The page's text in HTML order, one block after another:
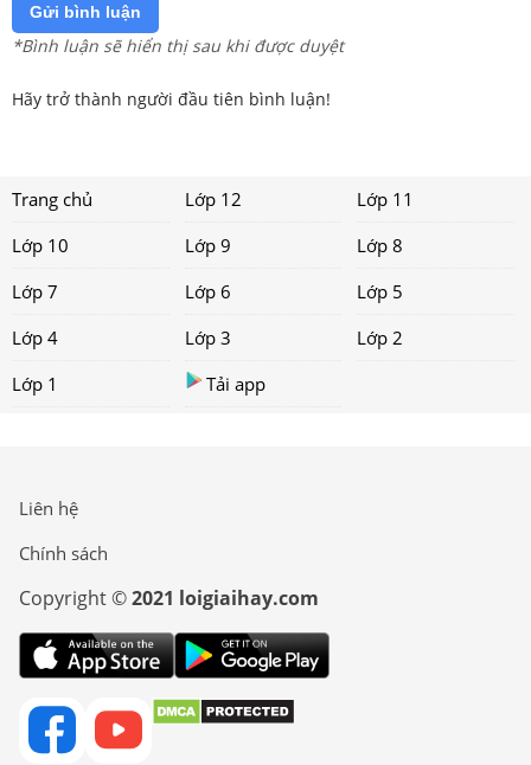
Gửi bình luận
*Bình luận sẽ hiển thị sau khi được duyệt
Hãy trở thành người đầu tiên bình luận!
Trang chủ Lớp 12
Lớp 11
Lớp 10
Lớp 9
Lớp 8
Lớp 7
Lớp 6
Lớp 5
Lớp 4
Lớp 3
Lớp 2
Lớp 1
Tải app
Liên hệ
Chính sách
Copyright ©2021 loigiaihay.com